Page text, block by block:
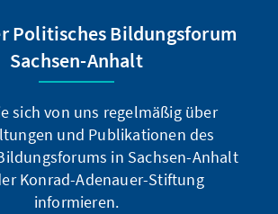
Politisches Bildungsforum
Sachsen-Anhalt
sich von uns regelmäßig über
und Publikationen des
in Sachsen-Anhalt
Konrad-Adenauer-Stiftung
informieren.